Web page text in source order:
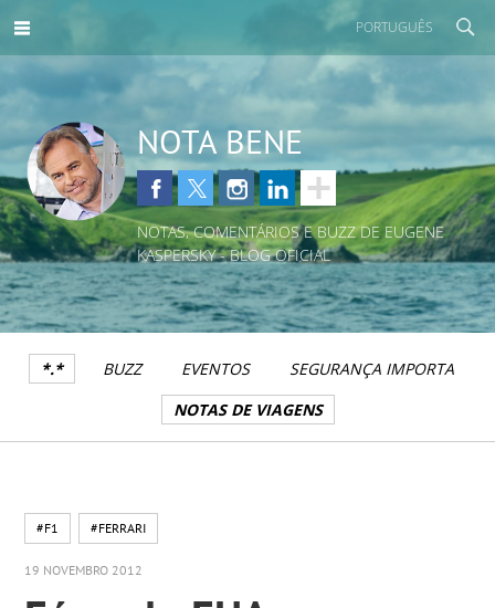
PORTUGUÊS
NOTA BENE
NOTAS, COMENTÁRIOS E BUZZ DE EUGENE
KASPERSKY - BLOG OFICIAL
*.* BUZZ EVENTOS
SEGURANÇA IMPORTA
NOTAS DE VIAGENS
#F1 #FERRARI
19 NOVEMBRO 2012